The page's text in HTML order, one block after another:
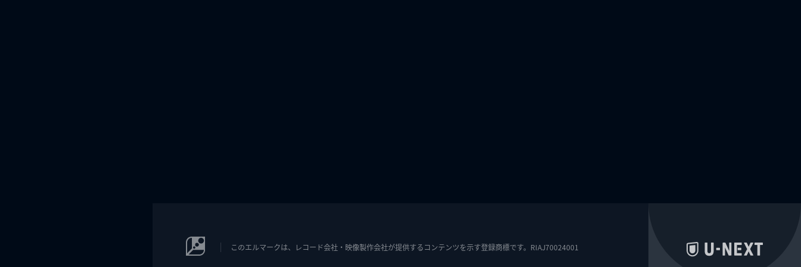
このエルマークは、レコード会社・映像製作会社が提供するコンテンツを示す登録商標です。RIAJ70024001